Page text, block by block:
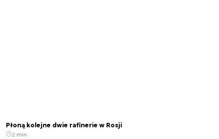
Płoną kolejne dwie rafinerie w Rosji
2 min.